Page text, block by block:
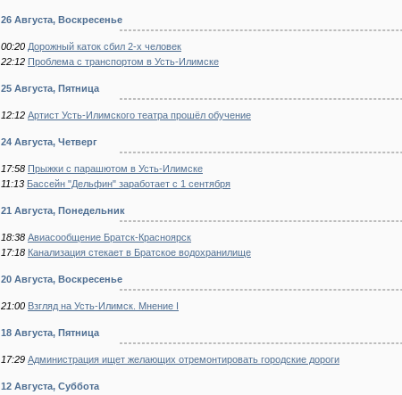
26 Августа, Воскресенье
00:20 Дорожный каток сбил 2-х человек
22:12 Проблема с транспортом в Усть-Илимске
25 Августа, Пятница
12:12 Артист Усть-Илимского театра прошёл обучение
24 Августа, Четверг
17:58 Прыжки с парашютом в Усть-Илимске
11:13 Бассейн "Дельфин" заработает с 1 сентября
21 Августа, Понедельник
18:38 Авиасообщение Братск-Красноярск
17:18 Канализация стекает в Братское водохранилище
20 Августа, Воскресенье
21:00 Взгляд на Усть-Илимск. Мнение I
18 Августа, Пятница
17:29 Администрация ищет желающих отремонтировать городские дороги
12 Августа, Суббота